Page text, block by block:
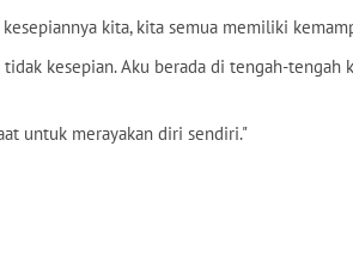
kita, kita semua memiliki
tidak kesepian. Aku berada di tengah-tengah
untuk merayakan diri sendiri."